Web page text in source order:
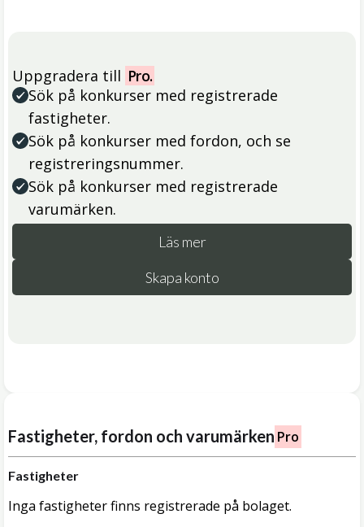
Uppgradera till Pro.
Sök på konkurser med registrerade
fastigheter.
Sök på konkurser med fordon, och se
registreringsnummer.
Sök på konkurser med registrerade
varumärken.
Läs mer
Skapa konto
Fastigheter, fordon och varumärken Pro
Fastigheter
Inga fastigheter finns registrerade på bolaget.